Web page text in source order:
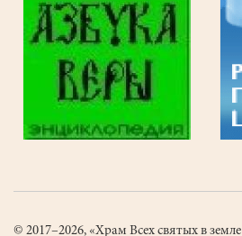
© 2017–2026, «Храм Всех святых в